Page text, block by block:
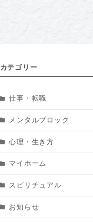
カテゴリー
仕事・転職
メンタルブロック
心理・生き方
マイホーム
スピリチュアル
お知らせ